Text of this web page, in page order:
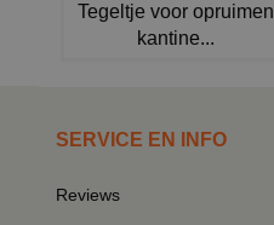
Tegeltje voor opruimen
kantine...
SERVICE EN INFO
Reviews